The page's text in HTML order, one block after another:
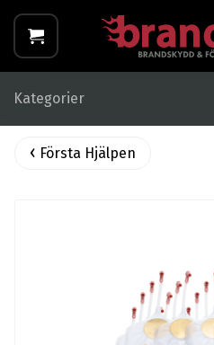
Kategorier
Första Hjälpen